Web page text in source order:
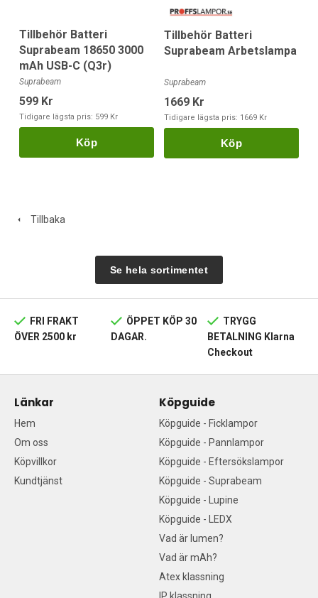
Tillbehör Batteri
Suprabeam 18650 3000
mAh USB-C (Q3r)
Suprabeam
599 Kr
Tidigare lägsta pris: 599 Kr
Köp
Tillbehör Batteri
Suprabeam Arbetslampa
Suprabeam
1669 Kr
Tidigare lägsta pris: 1669 Kr
Köp
Tillbaka
Se hela sortimentet
FRI FRAKT
ÖVER 2500 kr
ÖPPET KÖP 30
DAGAR.
TRYGG
BETALNING Klarna
Checkout
Länkar
Hem
Om oss
Köpvillkor
Kundtjänst
Köpguide
Köpguide - Ficklampor
Köpguide - Pannlampor
Köpguide - Eftersökslampor
Köpguide - Suprabeam
Köpguide - Lupine
Köpguide - LEDX
Vad är lumen?
Vad är mAh?
Atex klassning